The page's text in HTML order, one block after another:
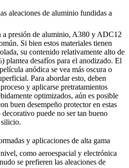
aleaciones de aluminio fundidas a
presión de aluminio, A380 yADC12
Si bien estos materiales tienen
su contenido relativamente alto de
plantea desafíos para el anodizado. El
anódica se vea más oscura o
Para abordar esto, deben
y aplicarse pretratamientos
optimizados, aún es posible
buen desempeño protector en estas
puede no ser tan bueno
silicio.
y aplicaciones de alta gama
como aeroespacial y electrónica
se prefieren las aleaciones de